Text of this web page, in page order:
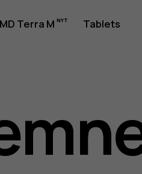
Terra M Tablets